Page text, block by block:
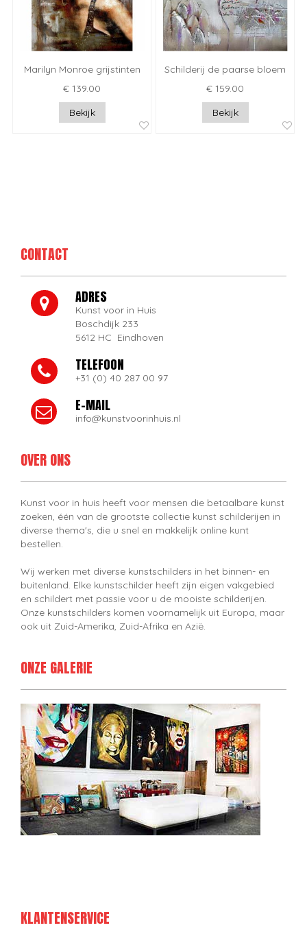
Marilyn Monroe grijstinten
€ 139.00
Bekijk
Schilderij de paarse bloem
€ 159.00
Bekijk
CONTACT
ADRES
Kunst voor in Huis
Boschdijk 233
5612 HC Eindhoven
TELEFOON
+31 (0) 40 287 00 97
E-MAIL
info@kunstvoorinhuis.nl
OVER ONS
Kunst voor in huis heeft voor mensen die betaalbare kunst
zoeken, één van de grootste collectie kunst schilderijen in
diverse thema's, die u snel en makkelijk online kunt
bestellen.
Wij werken met diverse kunstschilders in het binnen- en
buitenland. Elke kunstschilder heeft zijn eigen vakgebied
en schildert met passie voor u de mooiste schilderijen.
Onze kunstschilders komen voornamelijk uit Europa, maar
ook uit Zuid-Amerika, Zuid-Afrika en Azië.
ONZE GALERIE
KLANTENSERVICE